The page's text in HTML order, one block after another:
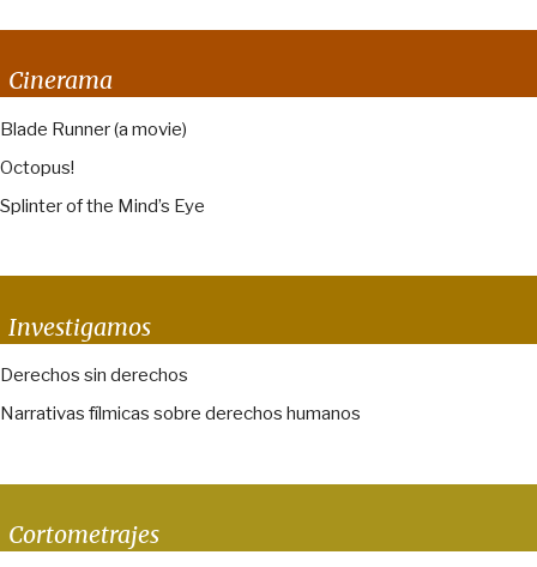
Cinerama
Blade Runner (a movie)
Octopus!
Splinter of the Mind’s Eye
Investigamos
Derechos sin derechos
Narrativas fílmicas sobre derechos humanos
Cortometrajes